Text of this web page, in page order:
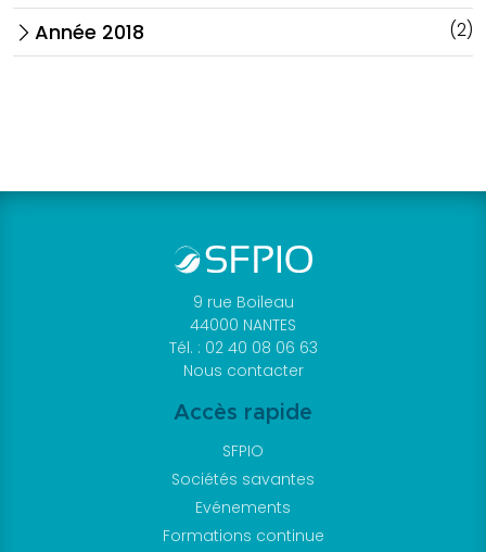
arrow_forward_ios Année 2018 (2)
9 rue Boileau
44000 NANTES
Tél. : 02 40 08 06 63
Nous contacter
Accès rapide
SFPIO
Sociétés savantes
Evénements
Formations continue